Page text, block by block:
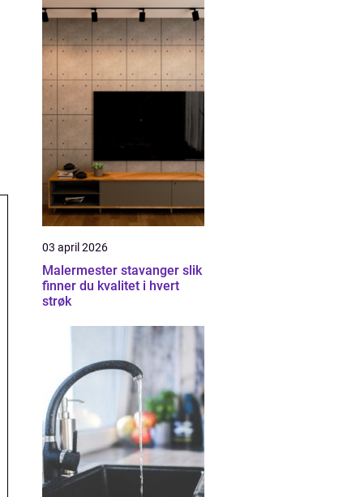
03 april 2026
Malermester stavanger slik
finner du kvalitet i hvert
strøk